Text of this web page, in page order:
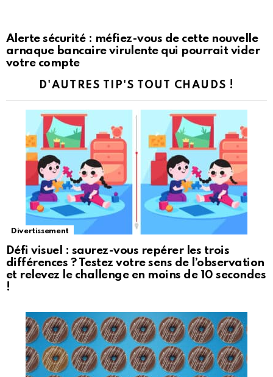
Alerte sécurité : méfiez-vous de cette nouvelle
arnaque bancaire virulente qui pourrait vider
votre compte
D'AUTRES TIP'S TOUT CHAUDS !
Divertissement
Défi visuel : saurez-vous repérer les trois
différences ? Testez votre sens de l’observation
et relevez le challenge en moins de 10 secondes
!